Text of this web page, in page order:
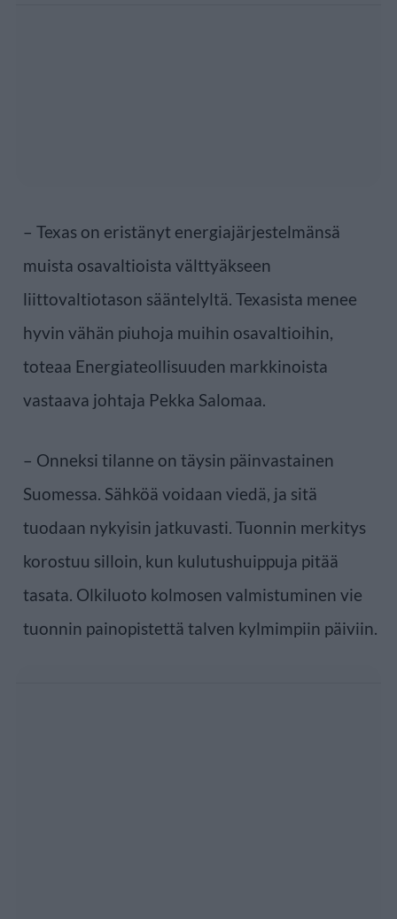
– Texas on eristänyt energiajärjestelmänsä
muista osavaltioista välttyäkseen
liittovaltiotason sääntelyltä. Texasista menee
hyvin vähän piuhoja muihin osavaltioihin,
toteaa Energiateollisuuden markkinoista
vastaava johtaja Pekka Salomaa.
– Onneksi tilanne on täysin päinvastainen
Suomessa. Sähköä voidaan viedä, ja sitä
tuodaan nykyisin jatkuvasti. Tuonnin merkitys
korostuu silloin, kun kulutushuippuja pitää
tasata. Olkiluoto kolmosen valmistuminen vie
tuonnin painopistettä talven kylmimpiin päiviin.